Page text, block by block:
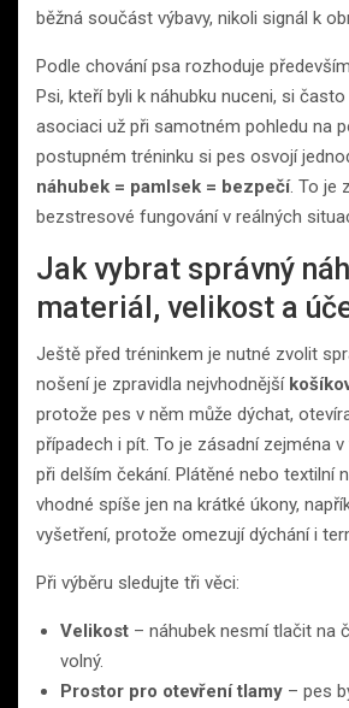
běžná součást výbavy, nikoli signál k
Podle chování psa rozhoduje
Psi, kteří byli k náhubku nuceni, si
asociaci už při samotném pohledu na
postupném tréninku si pes osvojí
náhubek = pamlsek = bezpečí. To je
bezstresové fungování v reálných
Jak vybrat správný
materiál, velikost a
Ještě před tréninkem je nutné zvolit
nošení je zpravidla nejvhodnější
protože pes v něm může dýchat,
případech i pít. To je zásadní zejména
při delším čekání. Plátěné nebo textilní
vhodné spíše jen na krátké úkony,
vyšetření, protože omezují dýchání i
Při výběru sledujte tři věci:
Velikost – náhubek nesmí tlačit na
volný.
Prostor pro otevření tlamy – pes